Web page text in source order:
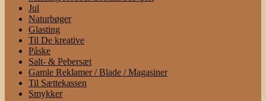
Jul
Naturbøger
Glasting
Til De kreative
Påske
Salt- & Pebersæt
Gamle Reklamer / Blade / Magasiner
Til Sættekassen
Smykker